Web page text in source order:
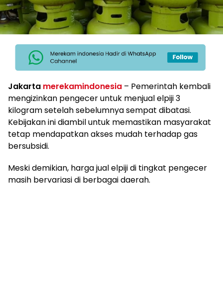
Jakarta merekamindonesia – Pemerintah kembali
mengizinkan pengecer untuk menjual elpiji 3
kilogram setelah sebelumnya sempat dibatasi.
Kebijakan ini diambil untuk memastikan masyarakat
tetap mendapatkan akses mudah terhadap gas
bersubsidi.
Meski demikian, harga jual elpiji di tingkat pengecer
masih bervariasi di berbagai daerah.